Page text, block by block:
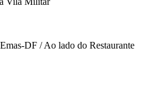
DF / Ao lado do Restaurante